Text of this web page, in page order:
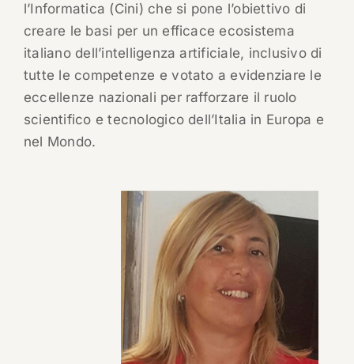
l’Informatica (Cini) che si pone l’obiettivo di
creare le basi per un efficace ecosistema
italiano dell’intelligenza artificiale, inclusivo di
tutte le competenze e votato a evidenziare le
eccellenze nazionali per rafforzare il ruolo
scientifico e tecnologico dell’Italia in Europa e
nel Mondo.